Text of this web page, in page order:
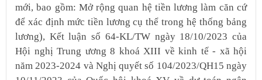
mới, bao gồm: Mở rộng quan hệ tiền lương làm căn cứ
để xác định mức tiền lương cụ thể trong hệ thống bảng
lương), Kết luận số 64-KL/TW ngày 18/10/2023 của
Hội nghị Trung ương 8 khoá XIII về kinh tế - xã hội
năm 2023-2024 và Nghị quyết số 104/2023/QH15 ngày